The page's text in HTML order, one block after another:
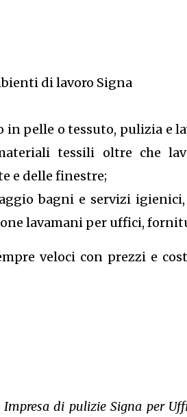
di lavoro Signa
pelle o tessuto, pulizia e
tessili oltre che
e delle finestre;
bagni e servizi
lavamani per uffici,
veloci con prezzi e
di pulizie Signa per